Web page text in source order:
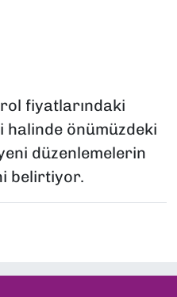
fiyatlarındaki
halinde önümüzdeki
düzenlemelerin
belirtiyor.